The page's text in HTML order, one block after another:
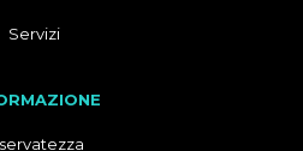
Servizi